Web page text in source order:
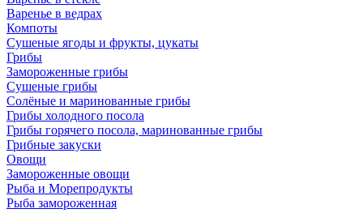
Варенье в ведрах
Компоты
Сушеные ягоды и фрукты, цукаты
Грибы
Замороженные грибы
Сушеные грибы
Солёные и маринованные грибы
Грибы холодного посола
Грибы горячего посола, маринованные грибы
Грибные закуски
Овощи
Замороженные овощи
Рыба и Морепродукты
Рыба замороженная